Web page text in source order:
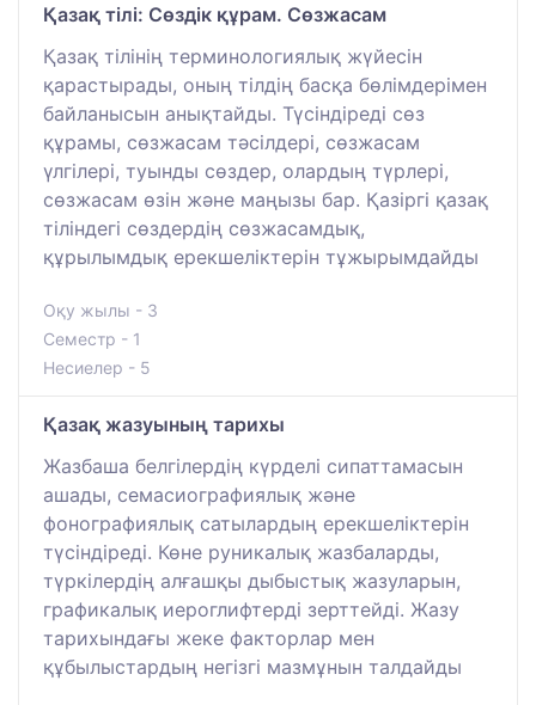
Қазақ тілі: Сөздік құрам. Сөзжасам
Қазақ тілінің терминологиялық жүйесін
қарастырады, оның тілдің басқа бөлімдерімен
байланысын анықтайды. Түсіндіреді сөз
құрамы, сөзжасам тәсілдері, сөзжасам
үлгілері, туынды сөздер, олардың түрлері,
сөзжасам өзін және маңызы бар. Қазіргі қазақ
тіліндегі сөздердің сөзжасамдық,
құрылымдық ерекшеліктерін тұжырымдайды
Оқу жылы - 3
Семестр - 1
Несиелер - 5
Қазақ жазуының тарихы
Жазбаша белгілердің күрделі сипаттамасын
ашады, семасиографиялық және
фонографиялық сатылардың ерекшеліктерін
түсіндіреді. Көне руникалық жазбаларды,
түркілердің алғашқы дыбыстық жазуларын,
графикалық иероглифтерді зерттейді. Жазу
тарихындағы жеке факторлар мен
құбылыстардың негізгі мазмұнын талдайды